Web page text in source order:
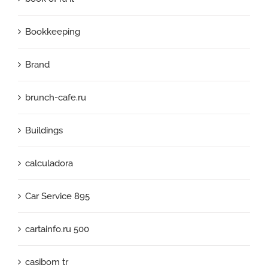
Bookkeeping
Brand
brunch-cafe.ru
Buildings
calculadora
Car Service 895
cartainfo.ru 500
casibom tr